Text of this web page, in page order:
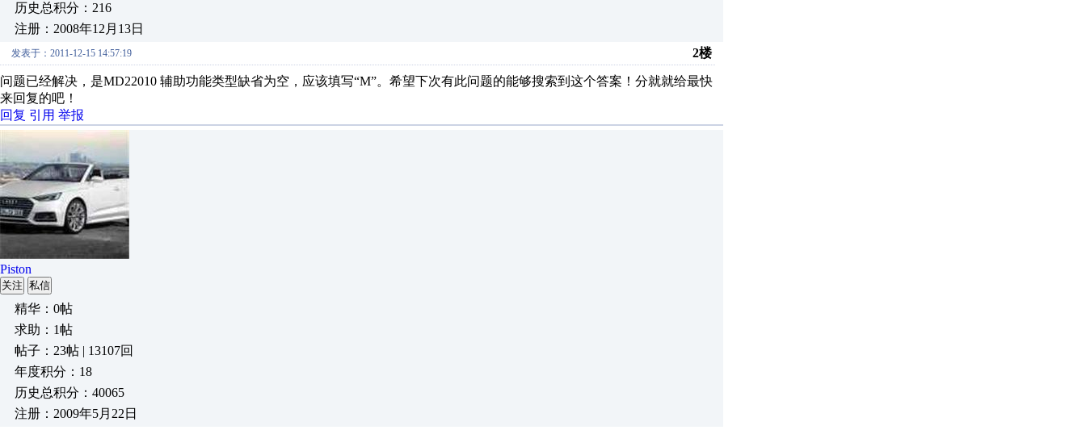
历史总积分：216
注册：2008年12月13日
发表于：2011-12-15 14:57:19 2楼
问题已经解决，是MD22010 辅助功能类型缺省为空，应该填写“M”。希望下次有此问题的能够搜索到这个答案！分就就给最快
来回复的吧！
回复 引用 举报
Piston
关注 私信
精华：0帖
求助：1帖
帖子：23帖 | 13107回
年度积分：18
历史总积分：40065
注册：2009年5月22日